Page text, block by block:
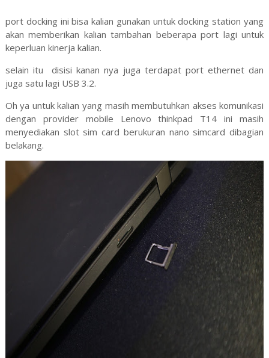
port docking ini bisa kalian gunakan untuk docking station yang
akan memberikan kalian tambahan beberapa port lagi untuk
keperluan kinerja kalian.
selain itu disisi kanan nya juga terdapat port ethernet dan
juga satu lagi USB 3.2.
Oh ya untuk kalian yang masih membutuhkan akses komunikasi
dengan provider mobile Lenovo thinkpad T14 ini masih
menyediakan slot sim card berukuran nano simcard dibagian
belakang.